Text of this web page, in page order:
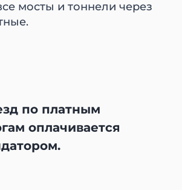
мосты и тоннели через
по платным
оплачивается